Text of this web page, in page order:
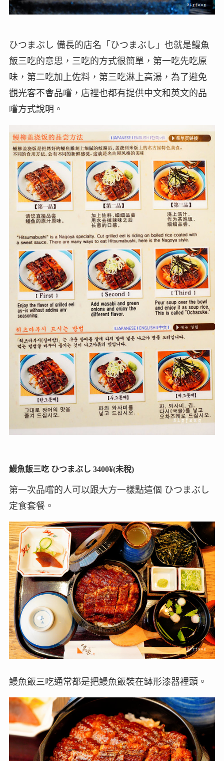
ひつまぶし 備長的店名「ひつまぶし」也就是鰻魚
飯三吃的意思，三吃的方式很簡單，第一吃先吃原
味，第二吃加上佐料，第三吃淋上高湯，為了避免
觀光客不會品嚐，店裡也都有提供中文和英文的品
嚐方式說明。
鰻魚飯三吃 ひつまぶし 3400¥(未稅)
第一次品嚐的人可以跟大方一樣點這個 ひつまぶし
定食套餐。
鰻魚飯三吃通常都是把鰻魚飯裝在缽形漆器裡頭。